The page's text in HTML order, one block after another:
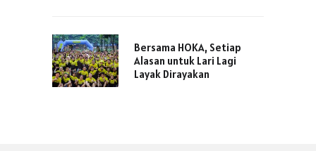
Bersama HOKA, Setiap
Alasan untuk Lari Lagi
Layak Dirayakan